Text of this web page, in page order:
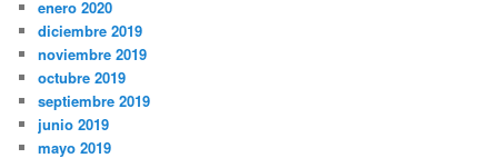
enero 2020
diciembre 2019
noviembre 2019
octubre 2019
septiembre 2019
junio 2019
mayo 2019